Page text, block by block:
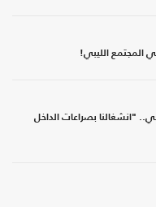
المجتمع الليبي!
"انشغالنا بصراعات الداخل